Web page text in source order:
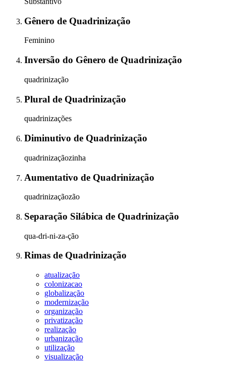
Gênero de Quadrinização
Feminino
Inversão do Gênero de Quadrinização
quadrinização
Plural de Quadrinização
quadrinizações
Diminutivo de Quadrinização
quadrinizaçãozinha
Aumentativo de Quadrinização
quadrinizaçãozão
Separação Silábica de Quadrinização
qua-dri-ni-za-ção
Rimas de Quadrinização
atualização
colonizacao
globalização
modernização
organização
privatização
realização
urbanização
utilização
visualização